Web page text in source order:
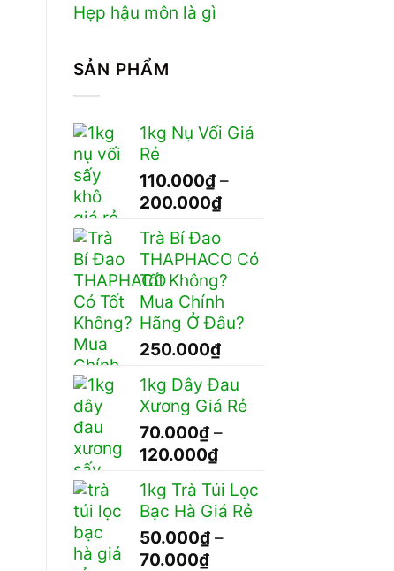
Hẹp hậu môn là gì
SẢN PHẨM
1kg Nụ Vối Giá
Rẻ
110.000₫ –
200.000₫Khoảng
từ
110.000₫
đến
200.000₫
Trà Bí Đao
THAPHACO Có
Tốt Không?
Mua Chính
Hãng Ở Đâu?
250.000₫
1kg Dây Đau
Xương Giá Rẻ
70.000₫ –
120.000₫Khoảng
từ
70.000₫
đến
1kg Trà Túi Lọc
Bạc Hà Giá Rẻ
50.000₫ –
70.000₫Khoảng